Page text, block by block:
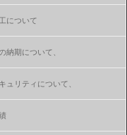
について
納期について、
ュリティについて、